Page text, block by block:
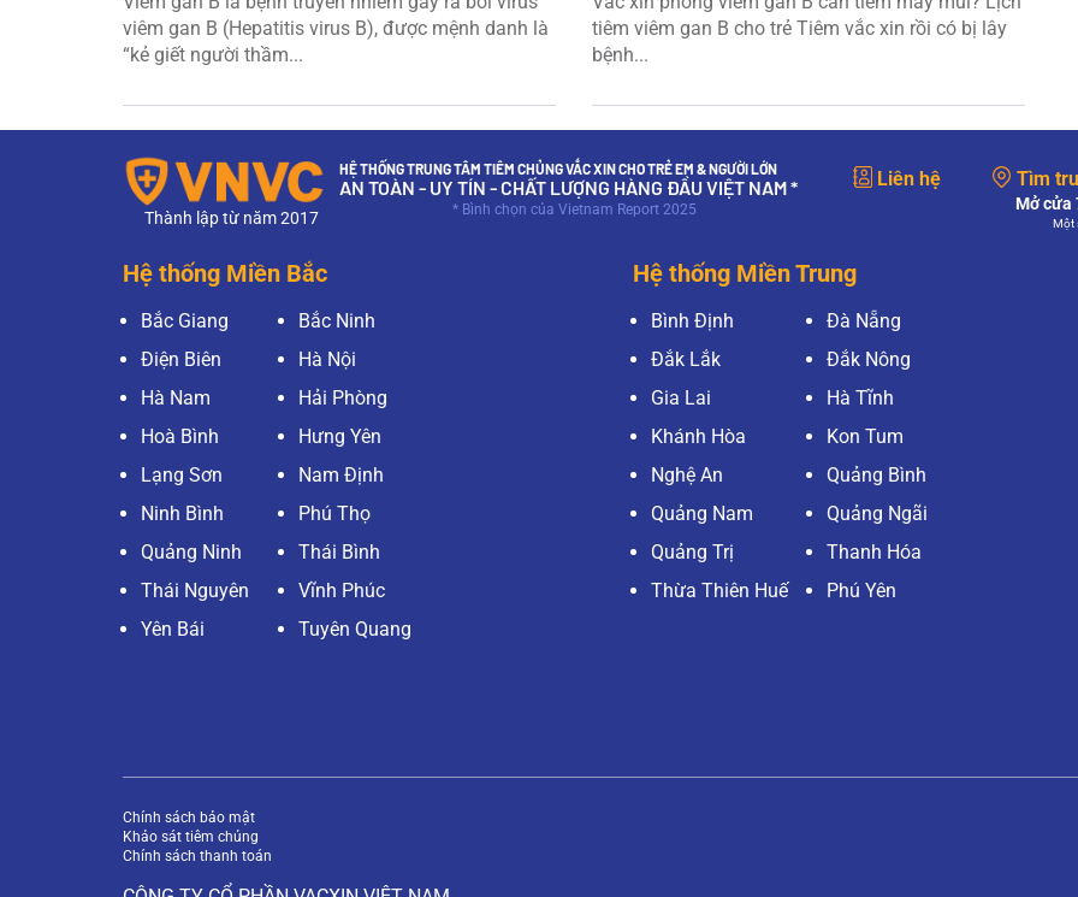
viêm gan B (Hepatitis virus B), được mệnh danh là
“kẻ giết người thầm...
tiêm viêm gan B cho trẻ Tiêm vắc xin rồi có bị lây
bệnh...
Thành lập từ năm 2017
HỆ THỐNG TRUNG TÂM TIÊM CHỦNG VẮC XIN CHO TRẺ EM & NGƯỜI LỚN
AN TOÀN - UY TÍN - CHẤT LƯỢNG HÀNG ĐẦU VIỆT NAM *
* Bình chọn của Vietnam Report 2025
Liên hệ Tìm
Mở cửa
Một
Hệ thống Miền Bắc
Bắc Giang
Bắc Ninh
Điện Biên
Hà Nội
Hà Nam
Hải Phòng
Hoà Bình
Hưng Yên
Lạng Sơn
Nam Định
Ninh Bình
Phú Thọ
Quảng Ninh
Thái Bình
Thái Nguyên
Vĩnh Phúc
Yên Bái
Tuyên Quang
Hệ thống Miền Trung
Bình Định
Đà Nẵng
Đắk Lắk
Đắk Nông
Gia Lai
Hà Tĩnh
Khánh Hòa
Kon Tum
Nghệ An
Quảng Bình
Quảng Nam
Quảng Ngãi
Quảng Trị
Thanh Hóa
Thừa Thiên Huế
Phú Yên
Chính sách bảo mật
Khảo sát tiêm chủng
Chính sách thanh toán